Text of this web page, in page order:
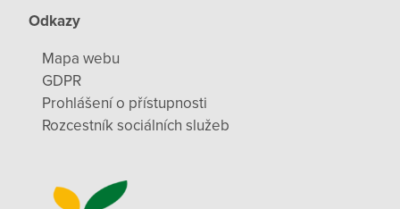
Odkazy
Mapa webu
GDPR
Prohlášení o přístupnosti
Rozcestník sociálních služeb